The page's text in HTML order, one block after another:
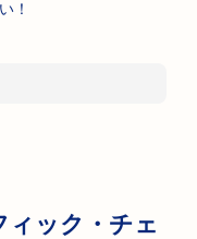
！
ィック・チェ